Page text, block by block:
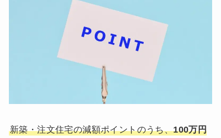
新築・注文住宅の減額ポイントのうち、100万円